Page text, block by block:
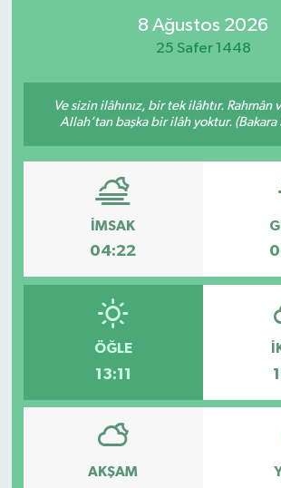
8 Ağustos 2026
25 Safer 1448
Ve sizin ilâhınız, bir tek ilâhtır. Rahmân
Allah’tan başka bir ilâh yoktur. (Bakara
İMSAK
04:22
ÖĞLE
13:11
AKŞAM